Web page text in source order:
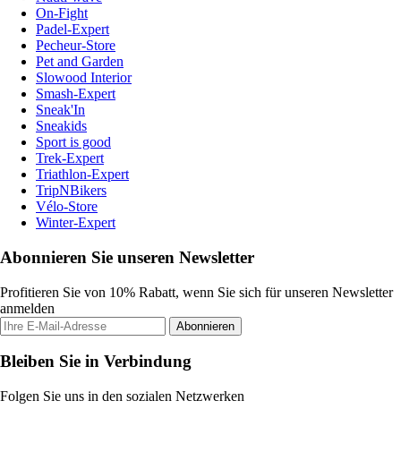
On-Fight
Padel-Expert
Pecheur-Store
Pet and Garden
Slowood Interior
Smash-Expert
Sneak'In
Sneakids
Sport is good
Trek-Expert
Triathlon-Expert
TripNBikers
Vélo-Store
Winter-Expert
Abonnieren Sie unseren Newsletter
Profitieren Sie von 10% Rabatt, wenn Sie sich für unseren Newsletter
anmelden
Abonnieren
Bleiben Sie in Verbindung
Folgen Sie uns in den sozialen Netzwerken